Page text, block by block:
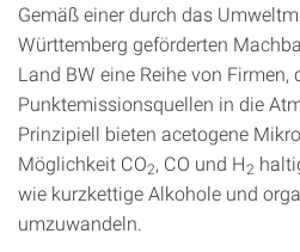
Gemäß einer durch das
Württemberg geförderten
Land BW eine Reihe von Firmen,
Punktemissionsquellen in die
Prinzipiell bieten acetogene
Möglichkeit CO2, CO und H2
wie kurzkettige Alkohole und
umzuwandeln.